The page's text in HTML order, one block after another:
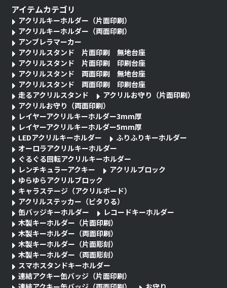
アイテムカテゴリ
アクリルキーホルダー（片面印刷）
アクリルキーホルダー（両面印刷）
アンブレラマーカー
アクリルスタンド 片面印刷 無地台座
アクリルスタンド 片面印刷 印刷台座
アクリルスタンド 両面印刷 無地台座
アクリルスタンド 両面印刷 印刷台座
走るアクリルスタンド
アクリルお守り（片面印刷）
アクリルお守り（両面印刷）
レイヤーアクリルキーホルダー3mm厚
レイヤーアクリルキーホルダー5mm厚
LEDアクリルキーホルダー
ふりふりキーホルダー
オーロラアクリルキーホルダー
ぐるぐる回転アクリルキーホルダー
レンチキュラーアクキー
アクリルブロック
ゆらゆらアクリルブロック
キャラステージ（アクリルボード）
アクリルステッカー（ピタりる）
缶バッジキーホルダー
レコードキーホルダー
木製キーホルダー（片面印刷）
木製キーホルダー（両面印刷）
木製キーホルダー（片面彫刻）
木製キーホルダー（両面彫刻）
スマホスタンドキーホルダー
連結アクキー缶バッジ（片面印刷）